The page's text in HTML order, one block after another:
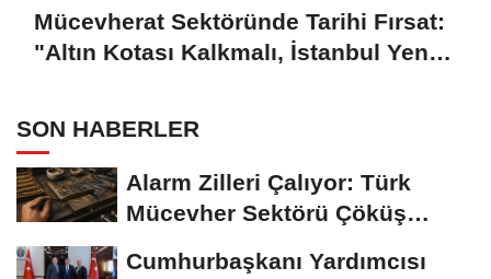
Mücevherat Sektöründe Tarihi Fırsat:
"Altın Kotası Kalkmalı, İstanbul Yeni
SON HABERLER
Alarm Zilleri Çalıyor: Türk
Mücevher Sektörü Çöküş
Cumhurbaşkanı Yardımcısı